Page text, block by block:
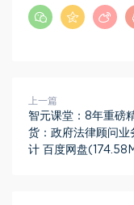
上一篇
智元课堂：8年重磅
货：政府法律顾问业
计 百度网盘